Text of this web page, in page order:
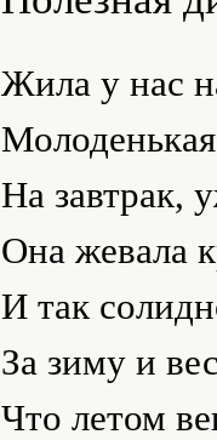
Жила у нас
На завтрак,
Она жевала
И так
За зиму и
Что летом